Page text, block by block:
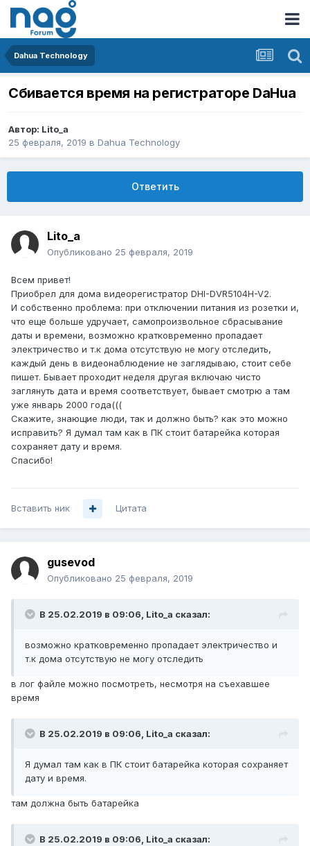
Dahua Technology
Сбивается время на регистраторе DaHua
Автор: Lito_a
25 февраля, 2019 в Dahua Technology
Ответить
Lito_a
Опубликовано 25 февраля, 2019
Всем привет!
Приобрел для дома видеорегистратор DHI-DVR5104H-V2.
И собственно проблема: при отключении питания из розетки и,
что еще больше удручает, самопроизвольное сбрасывание
даты и времени, возможно кратковременно пропадает
электричество и т.к дома отсутствую не могу отследить,
каждый день в видеонаблюдение не заглядываю, стоит себе
пишет. Бывает проходит неделя другая включаю чисто
заглянуть дата и время соответствует, бывает смотрю а там
уже январь 2000 года(((
Скажите, знающие люди, так и должно быть? как это можно
исправить? Я думал там как в ПК стоит батарейка которая
сохраняет дату и время.
Спасибо!
Вставить ник Цитата
gusevod
Опубликовано 25 февраля, 2019
В 25.02.2019 в 09:06, Lito_a сказал:
возможно кратковременно пропадает электричество и
т.к дома отсутствую не могу отследить
в лог файле можно посмотреть, несмотря на съехавшее
время
В 25.02.2019 в 09:06, Lito_a сказал:
Я думал там как в ПК стоит батарейка которая сохраняет
дату и время.
там должна быть батарейка
В 25.02.2019 в 09:06, Lito_a сказал: